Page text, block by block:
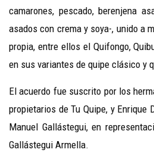
camarones, pescado, berenjena
asados con crema y soya-, unido a
propia, entre ellos el Quifongo,
en sus variantes de quipe clásico y
El acuerdo fue suscrito por los
propietarios de Tu Quipe, y Enrique
Manuel Gallástegui, en
Gallástegui Armella.